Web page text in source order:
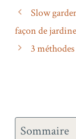
Slow
façon de
3
Sommaire